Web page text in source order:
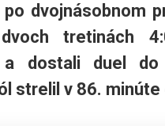
dvojnásobnom
tretinách
a dostali duel
strelil v 86. minúte